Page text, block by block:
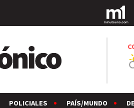
POLICIALES PAÍS/MUNDO